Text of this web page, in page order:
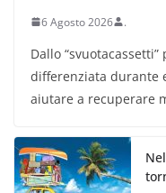
6 Agosto 2026 .
Dallo
differenziata durante
aiutare a recuperare